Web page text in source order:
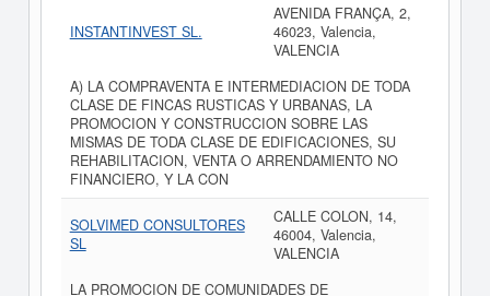
INSTANTINVEST SL.
AVENIDA FRANÇA, 2,
46023, Valencia,
VALENCIA
A) LA COMPRAVENTA E INTERMEDIACION DE TODA
CLASE DE FINCAS RUSTICAS Y URBANAS, LA
PROMOCION Y CONSTRUCCION SOBRE LAS
MISMAS DE TODA CLASE DE EDIFICACIONES, SU
REHABILITACION, VENTA O ARRENDAMIENTO NO
FINANCIERO, Y LA CON
SOLVIMED CONSULTORES
SL
CALLE COLON, 14,
46004, Valencia,
VALENCIA
LA PROMOCION DE COMUNIDADES DE